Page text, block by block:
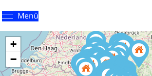
Menü
+
−